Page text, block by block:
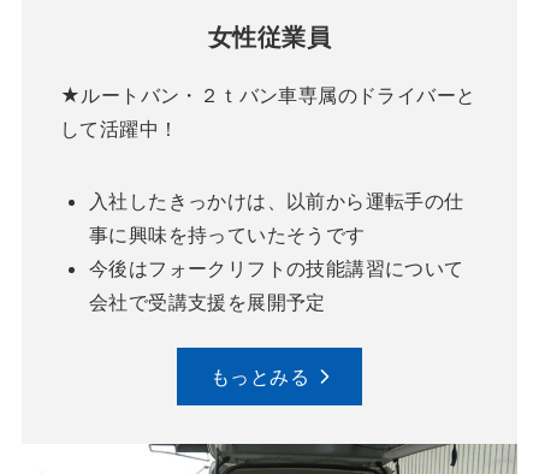
女性従業員
★ルートバン・２ｔバン車専属のドライバーと
して活躍中！
入社したきっかけは、以前から運転手の仕
事に興味を持っていたそうです
今後はフォークリフトの技能講習について
会社で受講支援を展開予定
もっとみる